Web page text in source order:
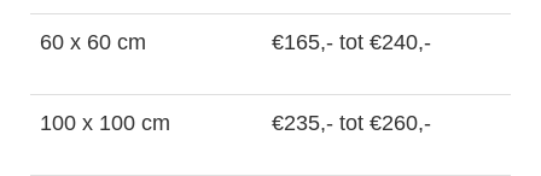
60 x 60 cm €165,- tot €240,-
100 x 100 cm €235,- tot €260,-